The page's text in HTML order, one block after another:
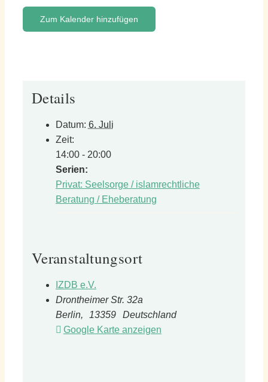
Zum Kalender hinzufügen
Details
Datum: 6. Juli
Zeit:
14:00 - 20:00
Serien:
Privat: Seelsorge / islamrechtliche
Beratung / Eheberatung
Veranstaltungsort
IZDB e.V.
Drontheimer Str. 32a
Berlin, 13359
Deutschland
Google Karte anzeigen